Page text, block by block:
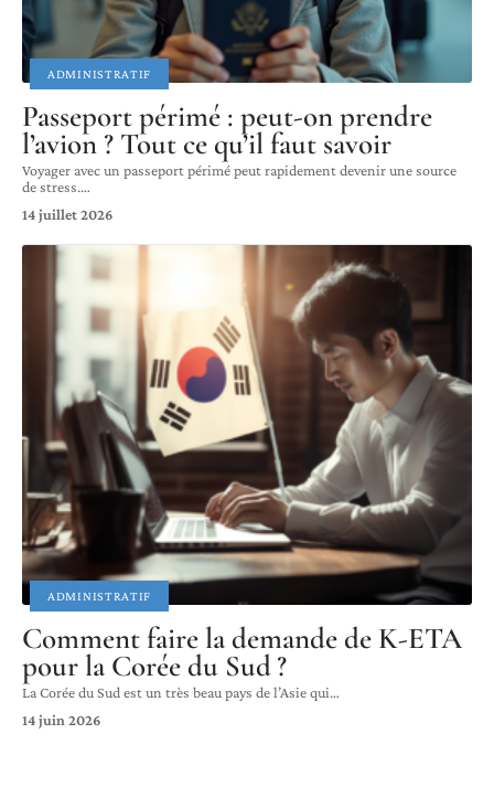
ADMINISTRATIF
Passeport périmé : peut-on prendre
l’avion ? Tout ce qu’il faut savoir
Voyager avec un passeport périmé peut rapidement devenir une source
de stress.…
14 juillet 2026
ADMINISTRATIF
Comment faire la demande de K-ETA
pour la Corée du Sud ?
La Corée du Sud est un très beau pays de l’Asie qui…
14 juin 2026